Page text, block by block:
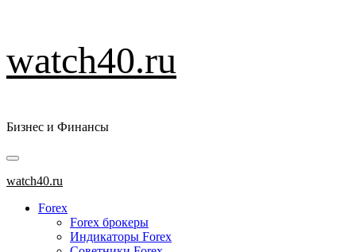
к
содержимому
watch40.ru
Бизнес и Финансы
Основное
меню
watch40.ru
Forex
Forex брокеры
Индикаторы Forex